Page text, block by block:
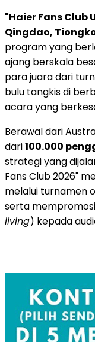
"Haier Fans
Qingdao,
program yang
ajang berskala
para juara dari
bulu tangkis di
acara yang
Berawal dari
dari100.000
strategi yang
Fans Club 2026"
melalui turnamen
serta
living) kepada